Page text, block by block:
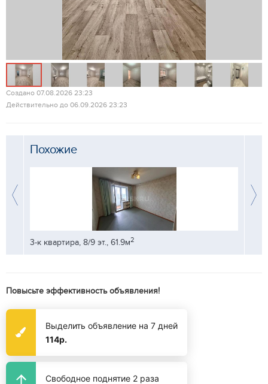
Создано 07.08.2026 23:23
Действительно до 06.09.2026 23:23
Похожие
3-к квартира, 8/9 эт., 61.9м2
Повысьте эффективность объявления!
Выделить объявление на 7 дней
114р.
Свободное поднятие 2 раза